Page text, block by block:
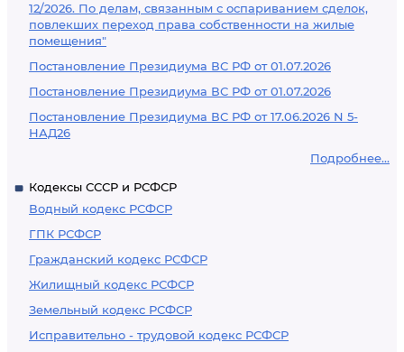
12/2026. По делам, связанным с оспариванием сделок,
повлекших переход права собственности на жилые
помещения"
Постановление Президиума ВС РФ от 01.07.2026
Постановление Президиума ВС РФ от 01.07.2026
Постановление Президиума ВС РФ от 17.06.2026 N 5-
НАД26
Подробнее...
Кодексы СССР и РСФСР
Водный кодекс РСФСР
ГПК РСФСР
Гражданский кодекс РСФСР
Жилищный кодекс РСФСР
Земельный кодекс РСФСР
Исправительно - трудовой кодекс РСФСР